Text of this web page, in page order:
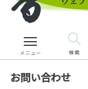
メニュー 検索
お問い合わせ